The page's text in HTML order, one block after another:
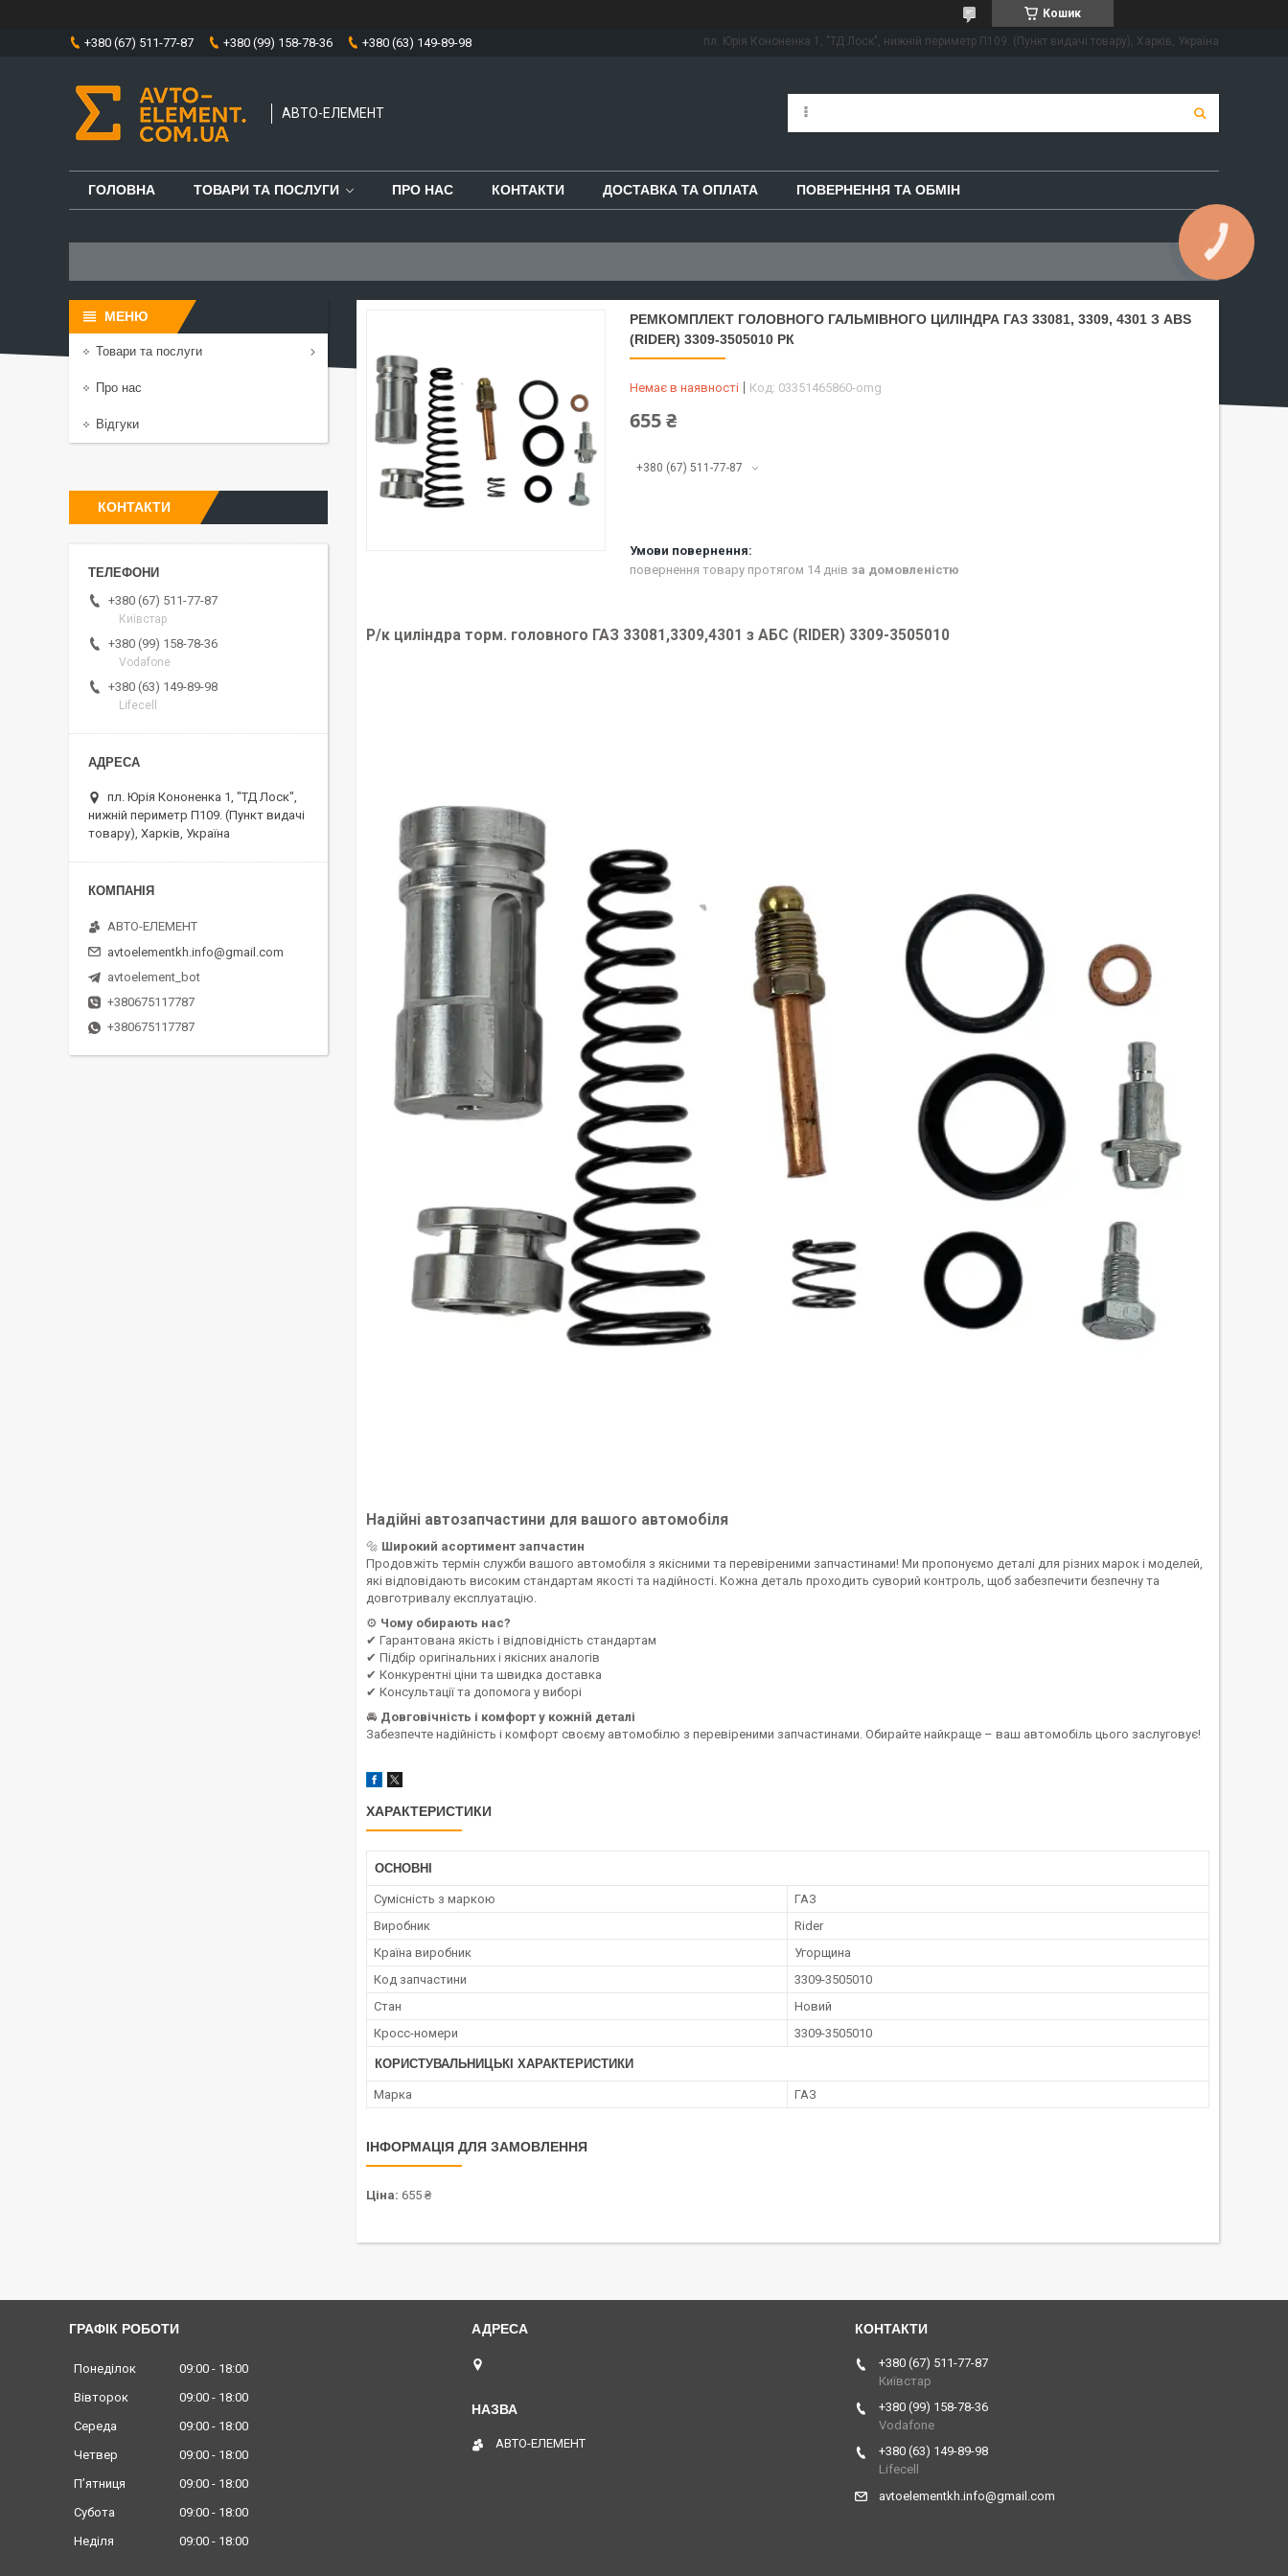
Кошик
+380 (67) 511-77-87 +380 (99) 158-78-36 +380 (63) 149-89-98 пл. Юрія Кононенка 1, "ТД Лоск", нижній периметр П109. (Пункт видачі товару), Харків, Україна
АВТО-ЕЛЕМЕНТ
ГОЛОВНА ТОВАРИ ТА ПОСЛУГИ ПРО НАС КОНТАКТИ ДОСТАВКА ТА ОПЛАТА ПОВЕРНЕННЯ ТА ОБМІН
РЕМКОМПЛЕКТ ГОЛОВНОГО ГАЛЬМІВНОГО ЦИЛІНДРА ГАЗ 33081, 3309, 4301 З ABS
(RIDER) 3309-3505010 РК
Немає в наявності Код: 03351465860-omg
655 ₴
+380 (67) 511-77-87
повернення товару протягом 14 днів за домовленістю
Р/к циліндра торм. головного ГАЗ 33081,3309,4301 з АБС (RIDER) 3309-3505010
Надійні автозапчастини для вашого автомобіля
🔩 Широкий асортимент запчастин
Продовжіть термін служби вашого автомобіля з якісними та перевіреними запчастинами! Ми пропонуємо деталі для різних марок і моделей,
які відповідають високим стандартам якості та надійності. Кожна деталь проходить суворий контроль, щоб забезпечити безпечну та
довготривалу експлуатацію.
⚙ Чому обирають нас?
✔ Гарантована якість і відповідність стандартам
✔ Підбір оригінальних і якісних аналогів
✔ Конкурентні ціни та швидка доставка
✔ Консультації та допомога у виборі
🚘 Довговічність і комфорт у кожній деталі
Забезпечте надійність і комфорт своєму автомобілю з перевіреними запчастинами. Обирайте найкраще – ваш автомобіль цього заслуговує!
ХАРАКТЕРИСТИКИ
ОСНОВНІ
Сумісність з маркою
ГАЗ
Виробник
Rider
Країна виробник
Угорщина
Код запчастини
3309-3505010
Стан
Новий
Кросс-номери
3309-3505010
КОРИСТУВАЛЬНИЦЬКІ ХАРАКТЕРИСТИКИ
Марка ГАЗ
ІНФОРМАЦІЯ ДЛЯ ЗАМОВЛЕННЯ
Ціна: 655 ₴
Товари та послуги
Про нас
Відгуки
КОНТАКТИ
+380 (67) 511-77-87
Київстар
+380 (99) 158-78-36
Vodafone
+380 (63) 149-89-98
Lifecell
пл. Юрія Кононенка 1, "ТД Лоск",
нижній периметр П109. (Пункт видачі
товару), Харків, Україна
АВТО-ЕЛЕМЕНТ
avtoelementkh.info@gmail.com
avtoelement_bot
+380675117787
+380675117787
ГРАФІК РОБОТИ
Понеділок 09:00
18:00
Вівторок
09:00
18:00
Середа
09:00
18:00
Четвер
09:00
18:00
Пʼятниця
09:00
18:00
Субота
09:00
18:00
Неділя
09:00 18:00
АВТО-ЕЛЕМЕНТ
+380 (67) 511-77-87
Київстар
+380 (99) 158-78-36
Vodafone
+380 (63) 149-89-98
Lifecell
avtoelementkh.info@gmail.com